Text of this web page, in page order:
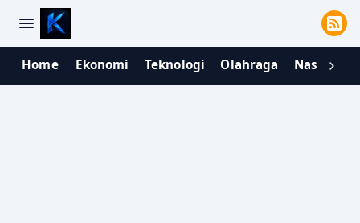
Home Ekonomi Teknologi Olahraga Nasional